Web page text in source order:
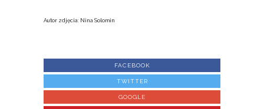
Autor zdjęcia: Nina Solomin
FACEBOOK
TWITTER
GOOGLE